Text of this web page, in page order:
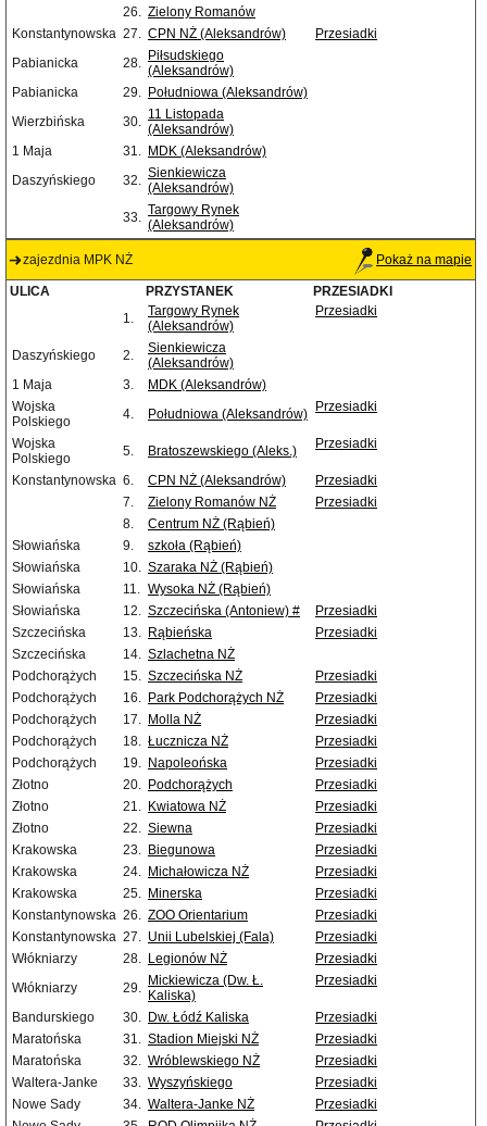
26. Zielony Romanów
Konstantynowska 27. CPN NŻ (Aleksandrów)
Przesiadki
Pabianicka
28. Piłsudskiego
(Aleksandrów)
Pabianicka
29. Południowa (Aleksandrów)
Wierzbińska
30. 11 Listopada
(Aleksandrów)
1 Maja
31. MDK (Aleksandrów)
Daszyńskiego
32. Sienkiewicza
(Aleksandrów)
33. Targowy Rynek
(Aleksandrów)
zajezdnia MPK NŻ Pokaż na mapie
ULICA PRZYSTANEK
PRZESIADKI
1.
Targowy Rynek
(Aleksandrów)
Przesiadki
Daszyńskiego 2.
Sienkiewicza
(Aleksandrów)
1 Maja
3.
MDK (Aleksandrów)
Wojska
Polskiego
4. Południowa (Aleksandrów) Przesiadki
Wojska
Polskiego
5. Bratoszewskiego (Aleks.) Przesiadki
Konstantynowska 6. CPN NŻ (Aleksandrów)
Przesiadki
7.
Zielony Romanów NŻ
Przesiadki
8.
Centrum NŻ (Rąbień)
Słowiańska
9.
szkoła (Rąbień)
Słowiańska
10. Szaraka NŻ (Rąbień)
Słowiańska
11. Wysoka NŻ (Rąbień)
Słowiańska
12. Szczecińska (Antoniew) #
Przesiadki
Szczecińska
13. Rąbieńska
Przesiadki
Szczecińska
14. Szlachetna NŻ
Podchorążych
15. Szczecińska NŻ
Przesiadki
Podchorążych
16. Park Podchorążych NŻ
Przesiadki
Podchorążych
17. Molla NŻ
Przesiadki
Podchorążych
18. Łucznicza NŻ
Przesiadki
Podchorążych
19. Napoleońska
Przesiadki
Złotno
20. Podchorążych
Przesiadki
Złotno
21. Kwiatowa NŻ
Przesiadki
Złotno
22. Siewna
Przesiadki
Krakowska
23. Biegunowa
Przesiadki
Krakowska
24. Michałowicza NŻ
Przesiadki
Krakowska
25. Minerska
Przesiadki
Konstantynowska 26. ZOO Orientarium
Przesiadki
Konstantynowska 27. Unii Lubelskiej (Fala)
Przesiadki
Włókniarzy
28. Legionów NŻ
Przesiadki
Włókniarzy
29. Mickiewicza (Dw. Ł.
Kaliska)
Przesiadki
Bandurskiego 30. Dw. Łódź Kaliska
Przesiadki
Maratońska
31. Stadion Miejski NŻ
Przesiadki
Maratońska
32. Wróblewskiego NŻ
Przesiadki
Waltera-Janke
33. Wyszyńskiego
Przesiadki
Nowe Sady
34. Waltera-Janke NŻ
Przesiadki